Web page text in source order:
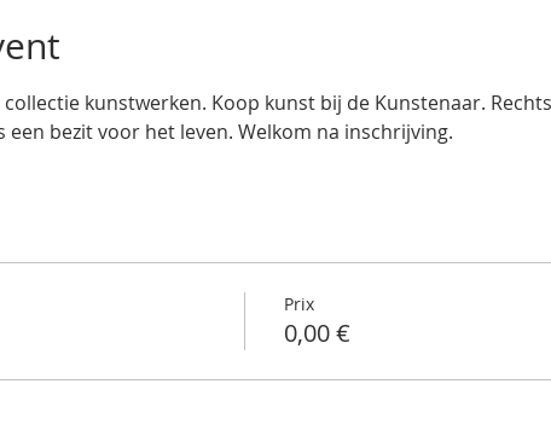
kunstwerken. Koop kunst bij de Kunstenaar.
een bezit voor het leven. Welkom na inschrijving.
Prix
0,00 €